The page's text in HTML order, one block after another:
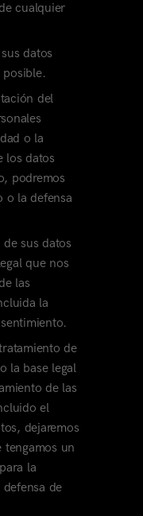
cualquier
datos
posible.
del
o la
los datos
podremos
o la defensa
sus datos
que nos
las
la
de
la base legal
de las
el
dejaremos
tengamos un
la
de